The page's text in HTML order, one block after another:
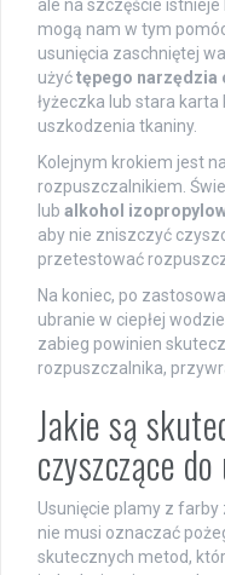
ale na szczęście
mogą nam w tym
usunięcia zaschniętej
użyćtępego narzędzia
łyżeczka lub stara
uszkodzenia tkaniny.
Kolejnym krokiem jest
rozpuszczalnikiem.
lub alkohol
aby nie zniszczyć
przetestować
Na koniec, po
ubranie w ciepłej
zabieg powinien
rozpuszczalnika,
Jakie są
czyszczące
Usunięcie plamy z
nie musi oznaczać
skutecznych metod,